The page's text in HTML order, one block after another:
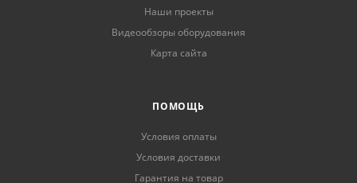
Наши проекты
Видеообзоры оборудования
Карта сайта
ПОМОЩЬ
Условия оплаты
Условия доставки
Гарантия на товар